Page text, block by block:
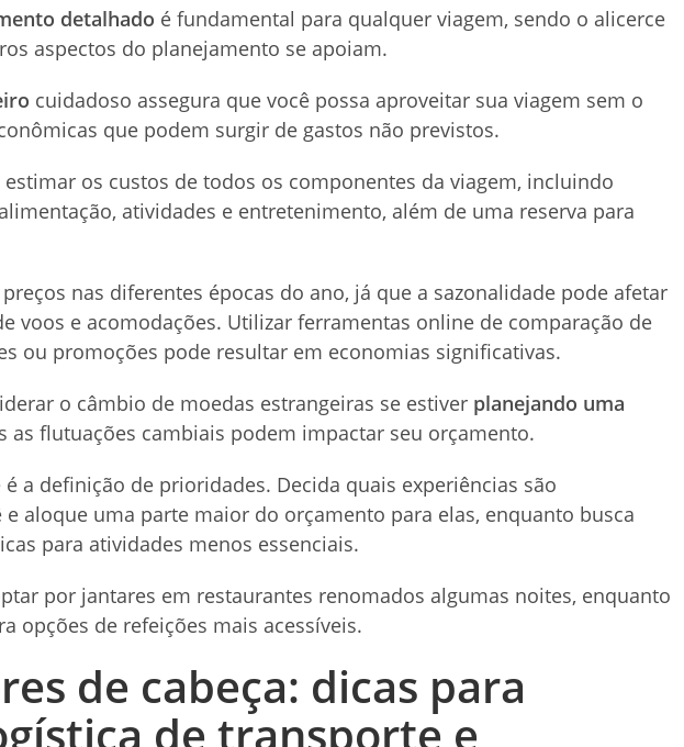
detalhado é fundamental para qualquer viagem, sendo o alicerce
aspectos do planejamento se apoiam.
cuidadoso assegura que você possa aproveitar sua viagem sem o
que podem surgir de gastos não previstos.
estimar os custos de todos os componentes da viagem, incluindo
atividades e entretenimento, além de uma reserva para
nas diferentes épocas do ano, já que a sazonalidade pode afetar
voos e acomodações. Utilizar ferramentas online de comparação de
ou promoções pode resultar em economias significativas.
o câmbio de moedas estrangeiras se estiver planejando uma
as flutuações cambiais podem impactar seu orçamento.
a definição de prioridades. Decida quais experiências são
aloque uma parte maior do orçamento para elas, enquanto busca
para atividades menos essenciais.
por jantares em restaurantes renomados algumas noites, enquanto
opções de refeições mais acessíveis.
de cabeça: dicas para
de transporte e